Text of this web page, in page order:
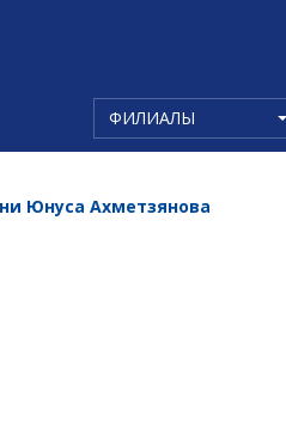
ФИЛИАЛЫ
Юнуса Ахметзянова